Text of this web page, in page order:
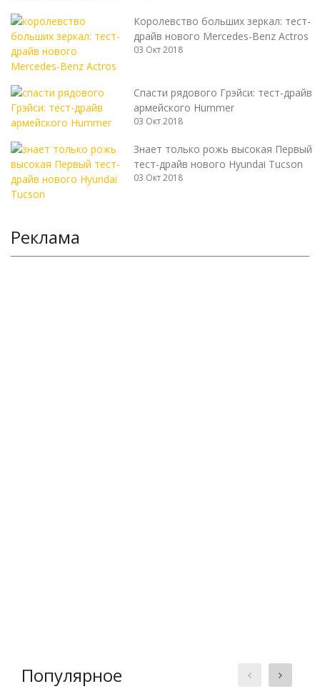
Королевство больших зеркал: тест-
драйв нового Mercedes-Benz Actros
03 Окт 2018
Спасти рядового Грэйси: тест-драйв
армейского Hummer
03 Окт 2018
Знает только рожь высокая Первый
тест-драйв нового Hyundai Tucson
03 Окт 2018
Реклама
Популярное